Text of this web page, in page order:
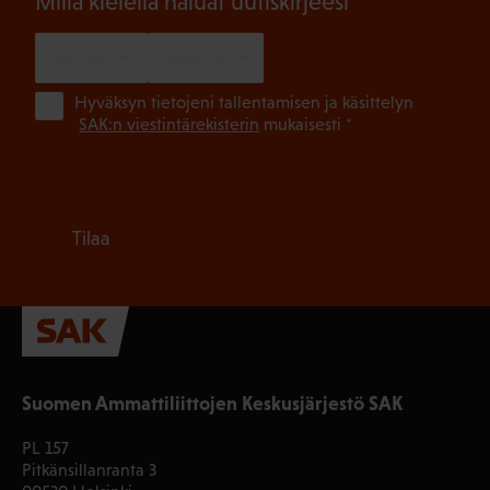
Suomen Ammattiliittojen Keskusjärjestö SAK
PL 157
Pitkänsillanranta 3
Hyväksyn tietojeni tallentamisen ja käsittelyn
SAK:n viestintärekisterin mukaisesti *
Tilaa